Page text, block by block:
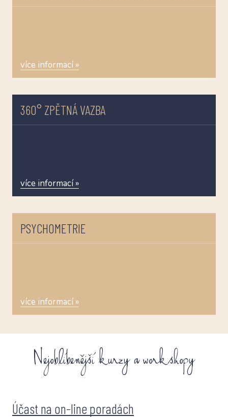
více informací »
360° ZPĚTNÁ VAZBA
více informací »
PSYCHOMETRIE
více informací »
Nejoblíbenější kurzy a workshopy
Účast na on-line poradách